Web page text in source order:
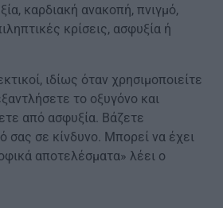
καρδιακή ανακοπή, πνιγμό,
κρίσεις, ασφυξία ή
ιδίως όταν χρησιμοποιείτε
το οξυγόνο και
από ασφυξία. Βάζετε
σας σε κίνδυνο. Μπορεί να έχει
αποτελέσματα» λέει ο